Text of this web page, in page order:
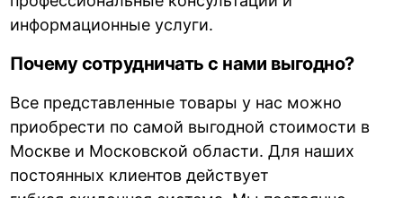
информационные услуги.
Почему сотрудничать с нами выгодно?
Все представленные товары у нас можно
приобрести по самой выгодной стоимости в
Москве и Московской области. Для наших
постоянных клиентов действует